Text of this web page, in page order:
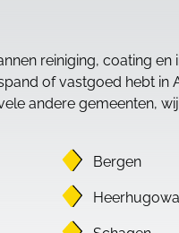
reiniging, coating
of vastgoed hebt in
andere gemeenten,
Bergen